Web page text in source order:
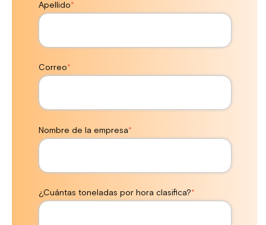
Apellido*
Correo*
Nombre de la empresa*
¿Cuántas toneladas por hora clasifica?*